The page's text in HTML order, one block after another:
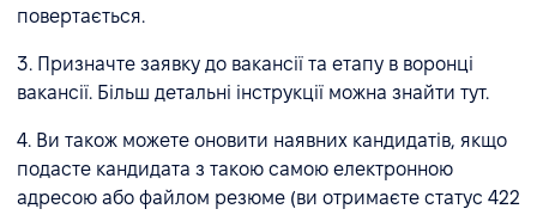
повертається.
3. Призначте заявку до вакансії та етапу в воронці
вакансії. Більш детальні інструкції можна знайти тут.
4. Ви також можете оновити наявних кандидатів, якщо
подасте кандидата з такою самою електронною
адресою або файлом резюме (ви отримаєте статус 422